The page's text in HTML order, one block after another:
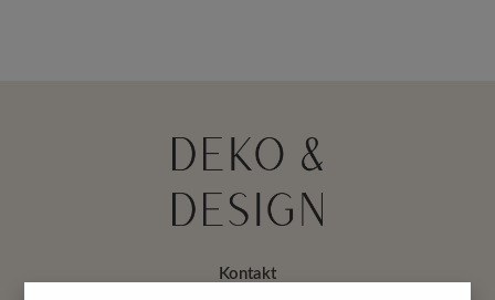
Kontakt